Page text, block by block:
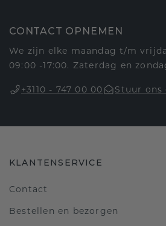
CONTACT OPNEMEN
We zijn elke maandag t/m
09:00 -17:00. Zaterdag en
+3110 - 747 00 00 Stuur ons
KLANTENSERVICE
Contact
Bestellen en bezorgen